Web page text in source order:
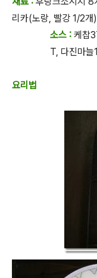
리카(노랑, 빨강 1/2개)
소스 : 케찹
T, 다진마늘
요리법